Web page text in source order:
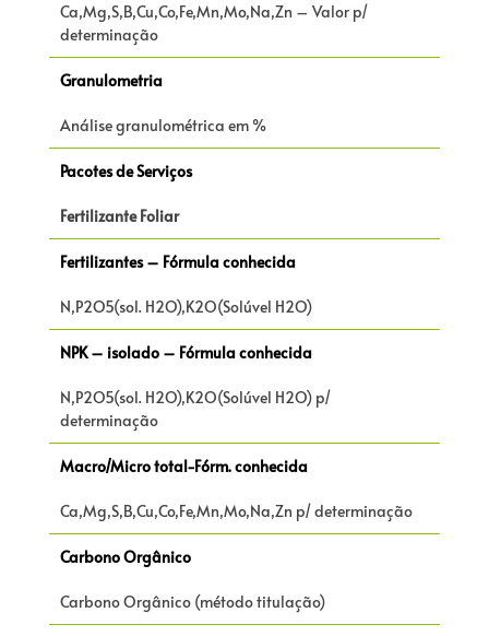
Ca,Mg,S,B,Cu,Co,Fe,Mn,Mo,Na,Zn – Valor p/
determinação
Granulometria
Análise granulométrica em %
Pacotes de Serviços
Fertilizante Foliar
Fertilizantes – Fórmula conhecida
N,P2O5(sol. H2O),K2O(Solúvel H2O)
NPK – isolado – Fórmula conhecida
N,P2O5(sol. H2O),K2O(Solúvel H2O) p/
determinação
Macro/Micro total-Fórm. conhecida
Ca,Mg,S,B,Cu,Co,Fe,Mn,Mo,Na,Zn p/ determinação
Carbono Orgânico
Carbono Orgânico (método titulação)